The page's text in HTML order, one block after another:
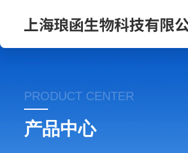
PRODUCT CENTER
产品中心